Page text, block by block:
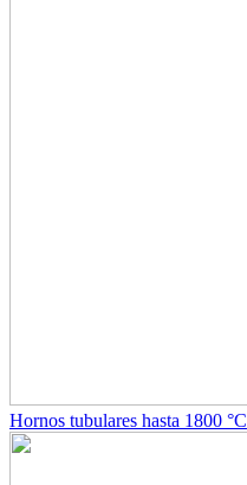
Hornos tubulares hasta 1800 °C